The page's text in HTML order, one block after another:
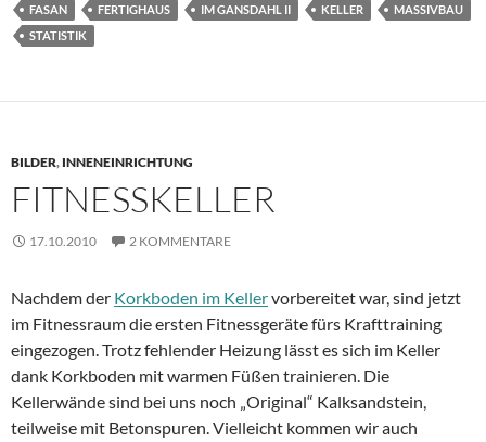
FASAN
FERTIGHAUS IM GANSDAHL II KELLER
MASSIVBAU
STATISTIK
BILDER, INNENEINRICHTUNG
FITNESSKELLER
17.10.2010 2 KOMMENTARE
Nachdem der Korkboden im Kellervorbereitet war, sind jetzt
im Fitnessraum die ersten Fitnessgeräte fürs Krafttraining
eingezogen. Trotz fehlender Heizung lässt es sich im Keller
dank Korkboden mit warmen Füßen trainieren. Die
Kellerwände sind bei uns noch „Original“ Kalksandstein,
teilweise mit Betonspuren. Vielleicht kommen wir auch